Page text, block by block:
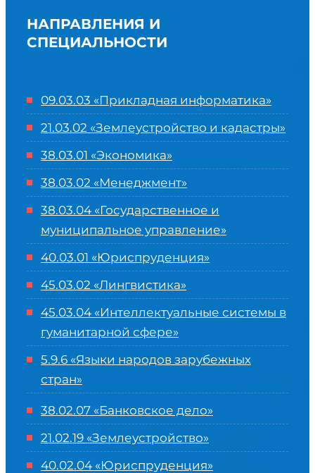
НАПРАВЛЕНИЯ И
СПЕЦИАЛЬНОСТИ
09.03.03 «Прикладная информатика»
21.03.02 «Землеустройство и кадастры»
38.03.01 «Экономика»
38.03.02 «Менеджмент»
38.03.04 «Государственное и
муниципальное управление»
40.03.01 «Юриспруденция»
45.03.02 «Лингвистика»
45.03.04 «Интеллектуальные системы в
гуманитарной сфере»
5.9.6 «Языки народов зарубежных
стран»
38.02.07 «Банковское дело»
21.02.19 «Землеустройство»
40.02.04 «Юриспруденция»